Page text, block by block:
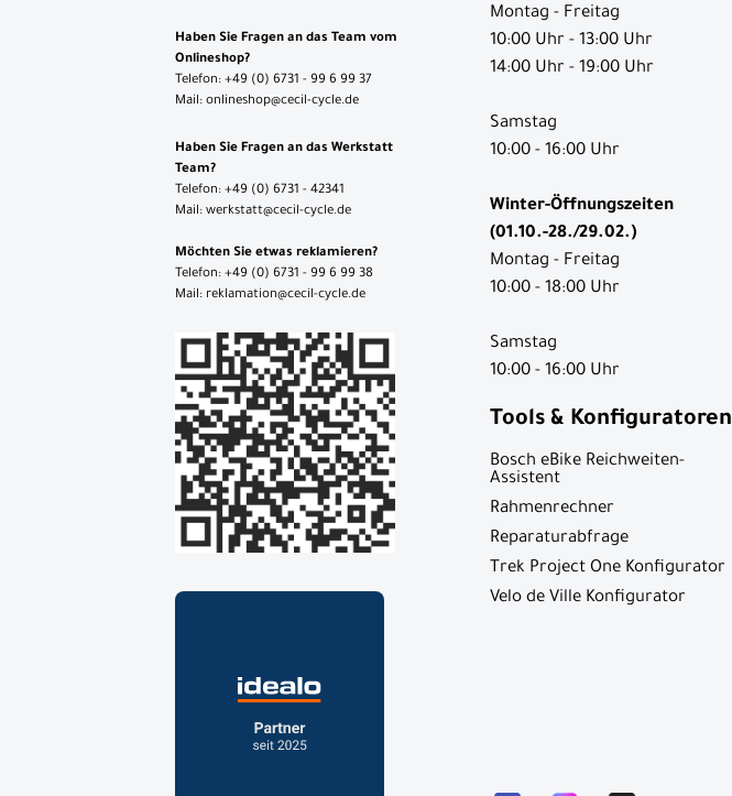
Haben Sie Fragen an das Team vom
Onlineshop?
Telefon: +49 (0) 6731 - 99 6 99 37
Mail: onlineshop@cecil-cycle.de
Haben Sie Fragen an das Werkstatt
Team?
Telefon: +49 (0) 6731 - 42341
Mail: werkstatt@cecil-cycle.de
Möchten Sie etwas reklamieren?
Telefon: +49 (0) 6731 - 99 6 99 38
Mail: reklamation@cecil-cycle.de
Montag - Freitag
10:00 Uhr - 13:00 Uhr
14:00 Uhr - 19:00 Uhr
Samstag
10:00 - 16:00 Uhr
Winter-Öffnungszeiten
(01.10.-28./29.02.)
Montag - Freitag
10:00 - 18:00 Uhr
Samstag
10:00 - 16:00 Uhr
Tools & Konfiguratoren
Bosch eBike Reichweiten-
Assistent
Rahmenrechner
Reparaturabfrage
Trek Project One Konfigurator
Velo de Ville Konfigurator